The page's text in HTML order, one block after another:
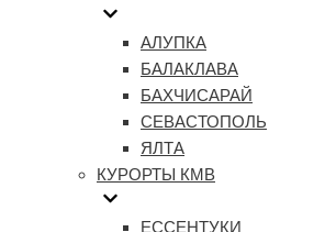
АЛУПКА
БАЛАКЛАВА
БАХЧИСАРАЙ
СЕВАСТОПОЛЬ
ЯЛТА
КУРОРТЫ КМВ
ЕССЕНТУКИ